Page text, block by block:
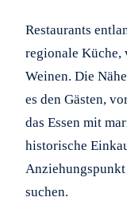
Restaurants
regionale Küche,
Weinen. Die
es den Gästen,
das Essen mit
historische
suchen.